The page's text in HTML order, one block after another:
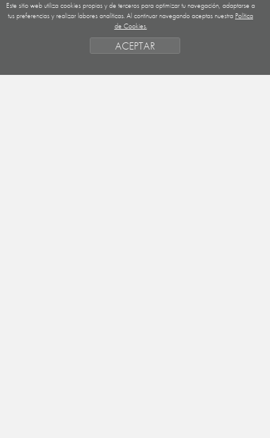
Este sitio web utiliza cookies propias y de terceros para optimizar tu navegación, adaptarse a
tus preferencias y realizar labores analíticas. Al continuar navegando aceptas nuestra Política
de Cookies.
ACEPTAR
GUATEMALA
EUROPA